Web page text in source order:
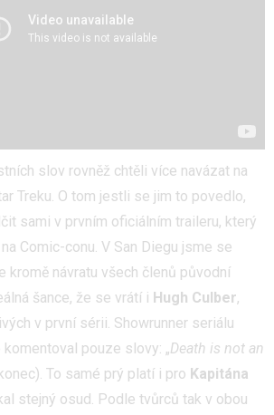
slov rovněž chtěli více navázat na
Treku. O tom jestli se jim to povedlo,
sami v prvním oficiálním traileru, který
Comic-conu. V San Diegu jsme se
kromě návratu všech členů původní
šance, že se vrátí i Hugh Culber,
v první sérii. Showrunner seriálu
komentoval pouze slovy: „Death is not an
To samé prý platí i pro Kapitána
stejný osud. Podle tvůrců tak v obou